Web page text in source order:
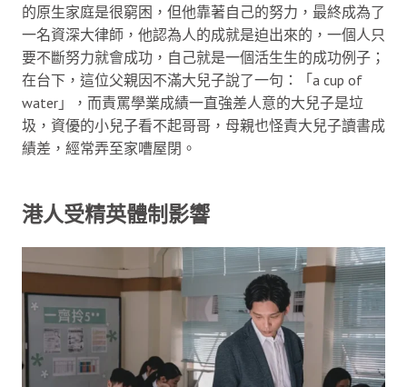
的原生家庭是很窮困，但他靠著自己的努力，最終成為了
一名資深大律師，他認為人的成就是迫出來的，一個人只
要不斷努力就會成功，自己就是一個活生生的成功例子；
在台下，這位父親因不滿大兒子說了一句：「a cup of
water」，而責罵學業成績一直強差人意的大兒子是垃
圾，資優的小兒子看不起哥哥，母親也怪責大兒子讀書成
績差，經常弄至家嘈屋閉。
港人受精英體制影響